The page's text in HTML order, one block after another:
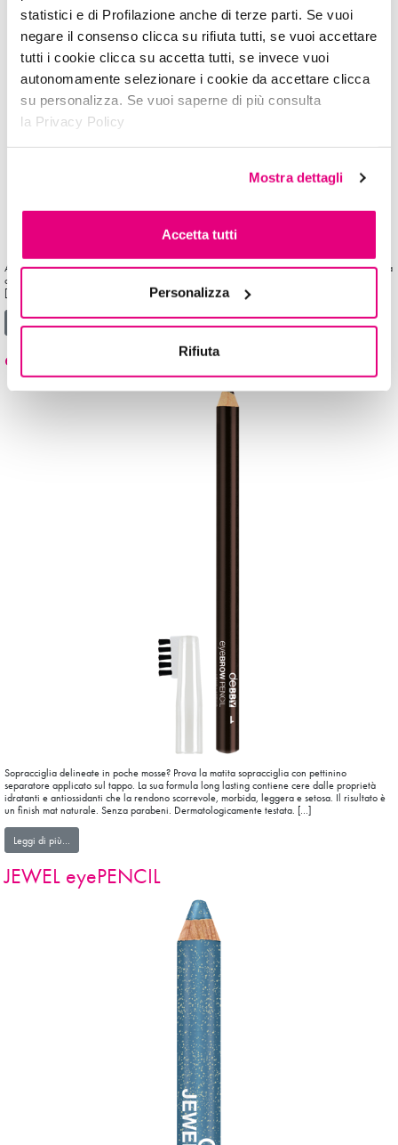
statistici e di Profilazione anche di terze parti. Se vuoi
negare il consenso clicca su rifiuta tutti, se vuoi accettare
tutti i cookie clicca su accetta tutti, se invece vuoi
autonomamente selezionare i cookie da accettare clicca
su personalizza. Se vuoi saperne di più consulta
la Privacy Policy
Mostra dettagli
Accetta tutti
Personalizza
Rifiuta
Ami avere uno sguardo intenso da mattino a sera? Prova la matita per esterno e rima interna
occhi, garantisce un tratto definito ed una tenuta impeccabile. Dermatologicamente testata.
[…]
Leggi di più…from eyePENCIL
eyeBROW PENCIL
Sopracciglia delineate in poche mosse? Prova la matita sopracciglia con pettinino
separatore applicato sul tappo. La sua formula long lasting contiene cere dalle proprietà
idratanti e antiossidanti che la rendono scorrevole, morbida, leggera e setosa. Il risultato è
un finish mat naturale. Senza parabeni. Dermatologicamente testata. […]
Leggi di più…
JEWEL eyePENCIL